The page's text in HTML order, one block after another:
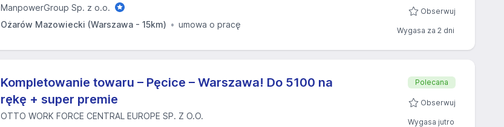
ManpowerGroup Sp. z o.o.
Ożarów Mazowiecki (Warszawa - 15km)
umowa o pracę
Obserwuj
Wygasa za 2 dni
Kompletowanie towaru – Pęcice – Warszawa! Do 5100 na
rękę + super premie
OTTO WORK FORCE CENTRAL EUROPE SP. Z O.O.
Polecana
Obserwuj
Wygasa jutro